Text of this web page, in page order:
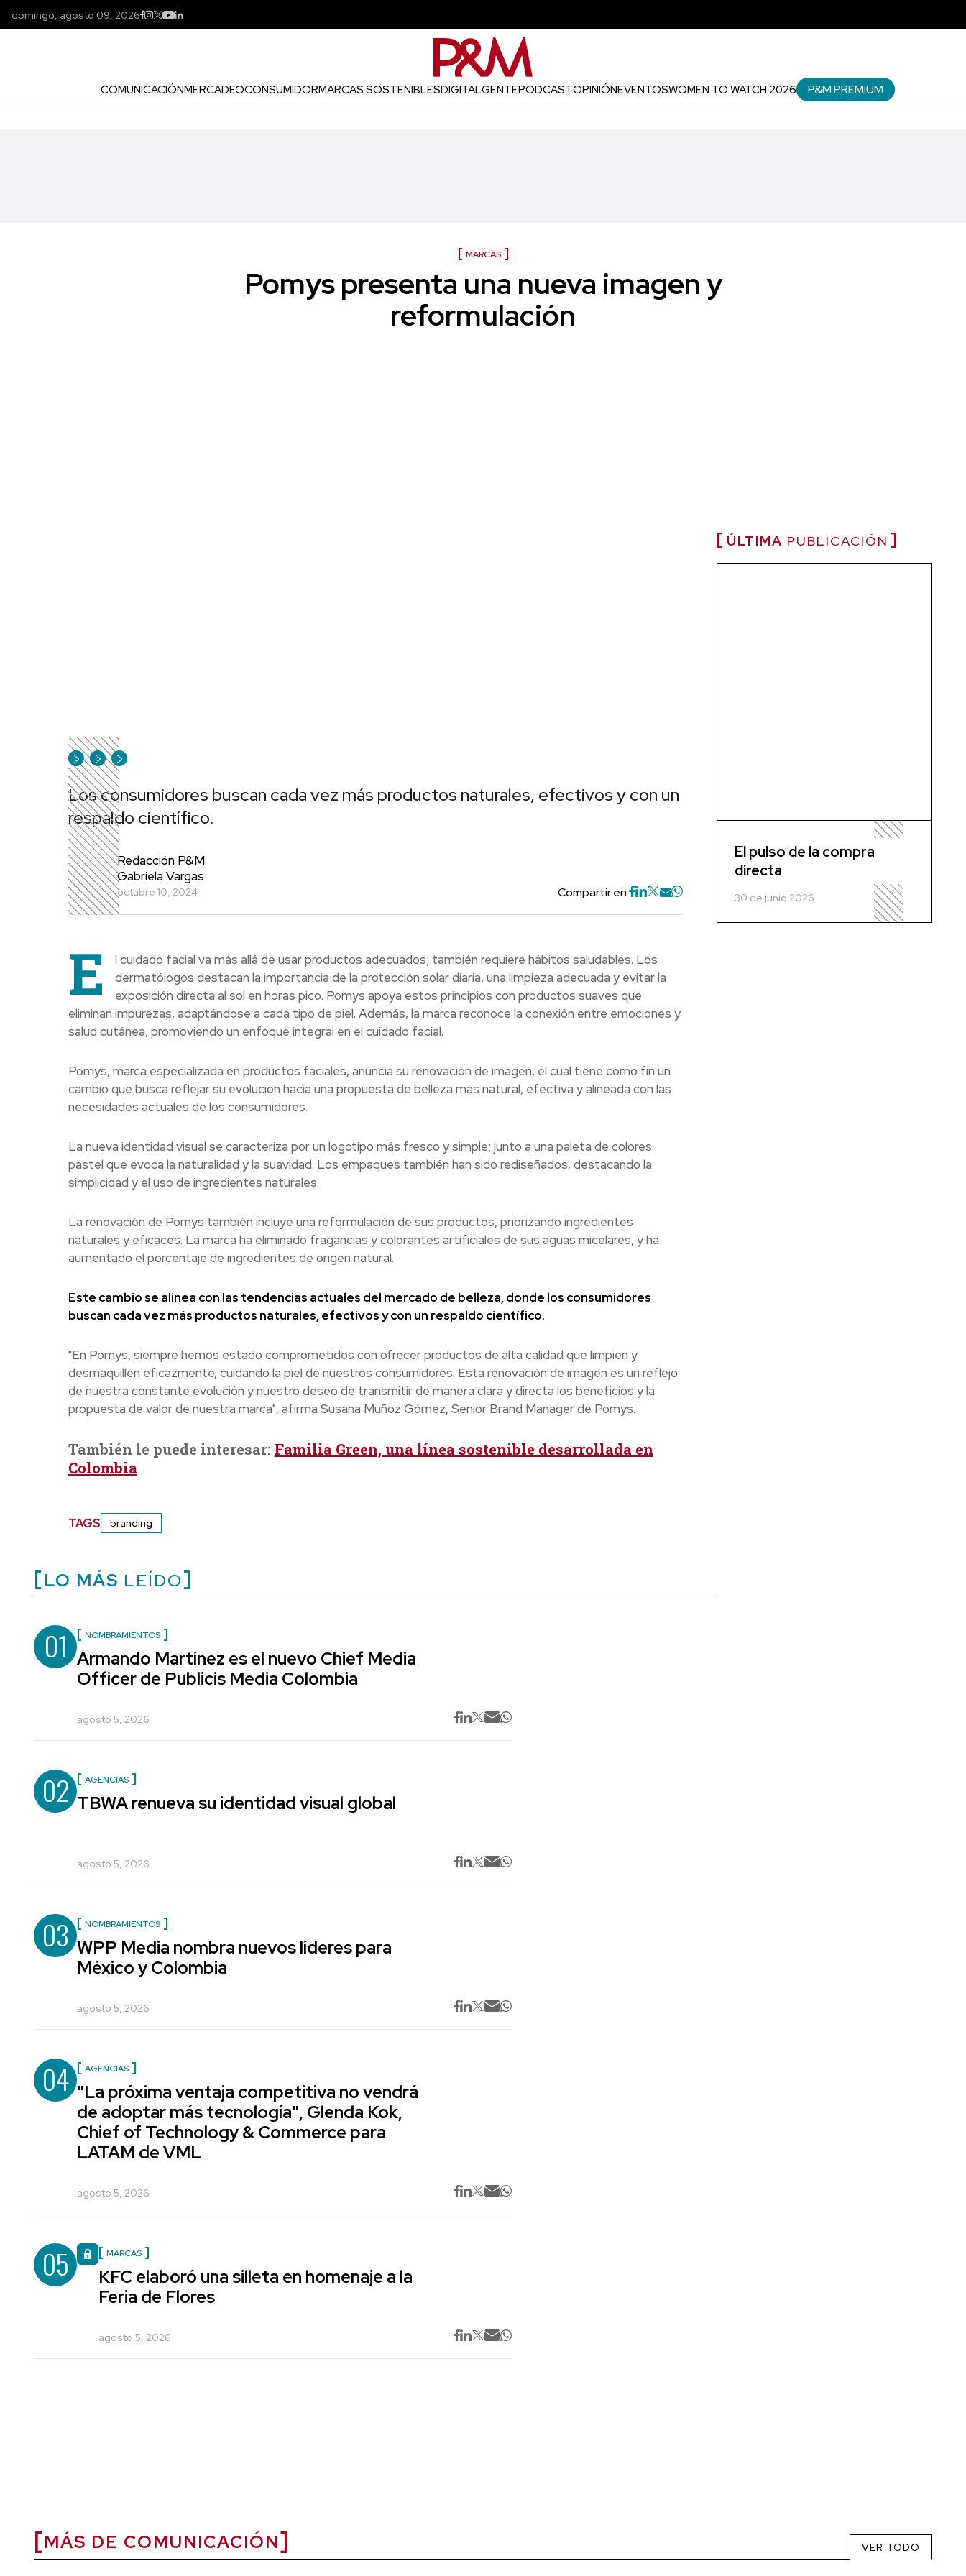
domingo, agosto 09, 2026
COMUNICACIÓNMERCADEOCONSUMIDORMARCAS SOSTENIBLESDIGITALGENTEPODCASTOPINIÓNEVENTOSWOMEN TO WATCH 2026 P&M PREMIUM
MARCAS
Pomys presenta una nueva imagen y
reformulación
Los consumidores buscan cada vez más productos naturales, efectivos y con un
respaldo científico.
Redacción P&M
Gabriela Vargas
octubre 10, 2024 Compartir en:
E
l cuidado facial va más allá de usar productos adecuados; también requiere hábitos saludables. Los
dermatólogos destacan la importancia de la protección solar diaria, una limpieza adecuada y evitar la
exposición directa al sol en horas pico. Pomys apoya estos principios con productos suaves que
eliminan impurezas, adaptándose a cada tipo de piel. Además, la marca reconoce la conexión entre emociones y
salud cutánea, promoviendo un enfoque integral en el cuidado facial.
Pomys, marca especializada en productos faciales, anuncia su renovación de imagen, el cual tiene como fin un
cambio que busca reflejar su evolución hacia una propuesta de belleza más natural, efectiva y alineada con las
necesidades actuales de los consumidores.
La nueva identidad visual se caracteriza por un logotipo más fresco y simple; junto a una paleta de colores
pastel que evoca la naturalidad y la suavidad. Los empaques también han sido rediseñados, destacando la
simplicidad y el uso de ingredientes naturales.
La renovación de Pomys también incluye una reformulación de sus productos, priorizando ingredientes
naturales y eficaces. La marca ha eliminado fragancias y colorantes artificiales de sus aguas micelares, y ha
aumentado el porcentaje de ingredientes de origen natural.
Este cambio se alinea con las tendencias actuales del mercado de belleza, donde los consumidores
buscan cada vez más productos naturales, efectivos y con un respaldo científico.
"En Pomys, siempre hemos estado comprometidos con ofrecer productos de alta calidad que limpien y
desmaquillen eficazmente, cuidando la piel de nuestros consumidores. Esta renovación de imagen es un reflejo
de nuestra constante evolución y nuestro deseo de transmitir de manera clara y directa los beneficios y la
propuesta de valor de nuestra marca", afirma Susana Muñoz Gómez, Senior Brand Manager de Pomys.
También le puede interesar: Familia Green, una línea sostenible desarrollada en
Colombia
TAGS branding
LO MÁS LEÍDO
01 NOMBRAMIENTOS
Armando Martínez es el nuevo Chief Media
Officer de Publicis Media Colombia
agosto 5, 2026
02 AGENCIAS
TBWA renueva su identidad visual global
agosto 5, 2026
03 NOMBRAMIENTOS
WPP Media nombra nuevos líderes para
México y Colombia
agosto 5, 2026
04 AGENCIAS
"La próxima ventaja competitiva no vendrá
de adoptar más tecnología", Glenda Kok,
Chief of Technology & Commerce para
LATAM de VML
agosto 5, 2026
05 MARCAS
KFC elaboró una silleta en homenaje a la
Feria de Flores
agosto 5, 2026
ÚLTIMA PUBLICACIÓN
El pulso de la compra
directa
30 de junio 2026
MÁS DE COMUNICACIÓN VER TODO